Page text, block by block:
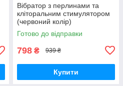
Вібратор з перлинами та
кліторальним стимулятором
(червоний колір)
Готово до відправки
798 ₴ 939 ₴
Купити